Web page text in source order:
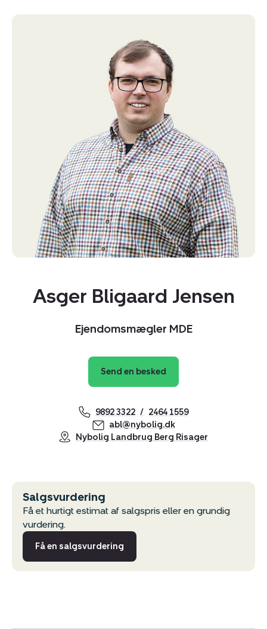
Asger Bligaard Jensen
Ejendomsmægler MDE
Send en besked
9892 3322
2464 1559
abl@nybolig.dk
Nybolig Landbrug Berg Risager
Salgsvurdering
Få et hurtigt estimat af salgspris eller en grundig
vurdering.
Få en salgsvurdering